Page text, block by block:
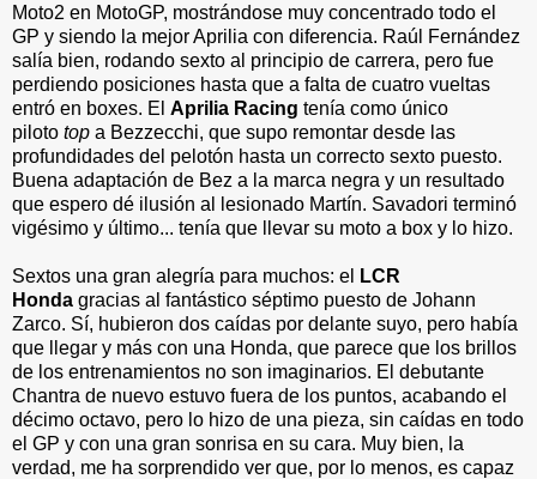
Moto2 en MotoGP, mostrándose muy concentrado todo el
GP y siendo la mejor Aprilia con diferencia. Raúl Fernández
salía bien, rodando sexto al principio de carrera, pero fue
perdiendo posiciones hasta que a falta de cuatro vueltas
entró en boxes. El Aprilia Racing tenía como único
piloto top a Bezzecchi, que supo remontar desde las
profundidades del pelotón hasta un correcto sexto puesto.
Buena adaptación de Bez a la marca negra y un resultado
que espero dé ilusión al lesionado Martín. Savadori terminó
vigésimo y último... tenía que llevar su moto a box y lo hizo.
Sextos una gran alegría para muchos: el
LCR
Honda gracias al fantástico séptimo puesto de Johann
Zarco. Sí, hubieron dos caídas por delante suyo, pero había
que llegar y más con una Honda, que parece que los brillos
de los entrenamientos no son imaginarios. El debutante
Chantra de nuevo estuvo fuera de los puntos, acabando el
décimo octavo, pero lo hizo de una pieza, sin caídas en todo
el GP y con una gran sonrisa en su cara. Muy bien, la
verdad, me ha sorprendido ver que, por lo menos, es capaz